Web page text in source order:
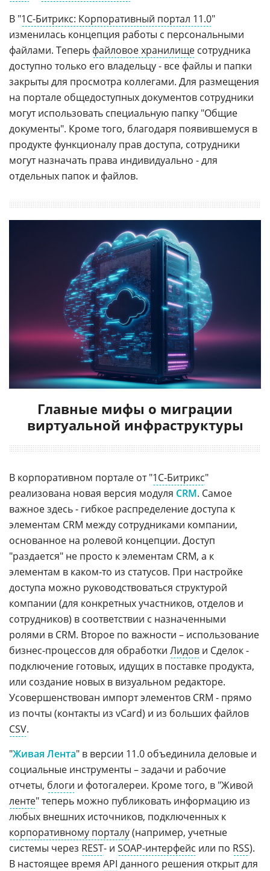
В "1С-Битрикс: Корпоративный портал 11.0"
изменилась концепция работы с персональными
файлами. Теперь файловое хранилище сотрудника
доступно только его владельцу - все файлы и папки
закрыты для просмотра коллегами. Для размещения
на портале общедоступных документов сотрудники
могут использовать специальную папку "Общие
документы". Кроме того, благодаря появившемуся в
продукте функционалу прав доступа, сотрудники
могут назначать права индивидуально - для
отдельных папок и файлов.
Главные мифы о миграции
виртуальной инфраструктуры
В корпоративном портале от "1С-Битрикс"
реализована новая версия модуля CRM. Самое
важное здесь - гибкое распределение доступа к
элементам CRM между сотрудниками компании,
основанное на ролевой концепции. Доступ
"раздается" не просто к элементам CRM, а к
элементам в каком-то из статусов. При настройке
доступа можно руководствоваться структурой
компании (для конкретных участников, отделов и
сотрудников) в соответствии с назначенными
ролями в CRM. Второе по важности – использование
бизнес-процессов для обработки Лидов и Сделок -
подключение готовых, идущих в поставке продукта,
или создание новых в визуальном редакторе.
Усовершенствован импорт элементов CRM - прямо
из почты (контакты из vCard) и из больших файлов
CSV.
"Живая Лента" в версии 11.0 объединила деловые и
социальные инструменты – задачи и рабочие
отчеты, блоги и фотогалереи. Кроме того, в "Живой
ленте" теперь можно публиковать информацию из
любых внешних источников, подключенных к
корпоративному порталу(например, учетные
системы через REST- и SOAP-интерфейс или по RSS).
В настоящее время API данного решения открыт для